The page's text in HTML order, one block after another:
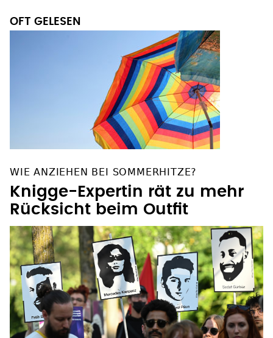
OFT GELESEN
WIE ANZIEHEN BEI SOMMERHITZE?
Knigge-Expertin rät zu mehr
Rücksicht beim Outfit